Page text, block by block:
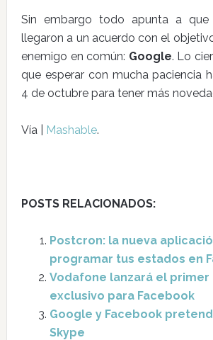
Sin embargo todo apunta a que
llegaron a un acuerdo con el
enemigo en común: Google. Lo
que esperar con mucha paciencia
4 de octubre para tener más
Vía | Mashable.
POSTS RELACIONADOS:
Postcron: la nueva
programar tus estados en
Vodafone lanzará el primer
exclusivo para Facebook
Google y Facebook
Skype